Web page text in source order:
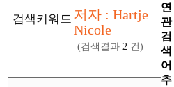
검색키워드 저자 : Hartje
Nicole
(검색결과 2 건)
연
관
검
색
어
추